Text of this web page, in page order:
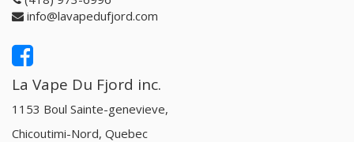
info@lavapedufjord.com
La Vape Du Fjord inc.
1153 Boul Sainte-genevieve,
Chicoutimi-Nord, Quebec